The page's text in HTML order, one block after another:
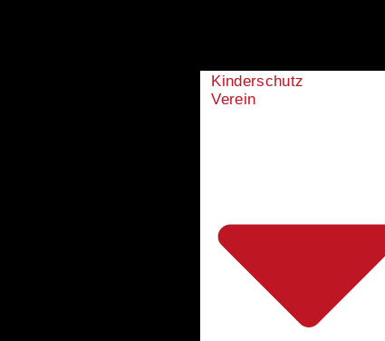
Kinderschutz
Verein